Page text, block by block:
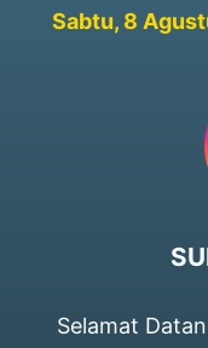
Sabtu, 8
Selamat